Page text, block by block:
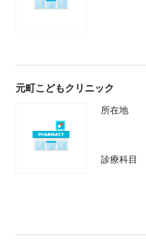
元町こどもクリニック
所在地
診療科目